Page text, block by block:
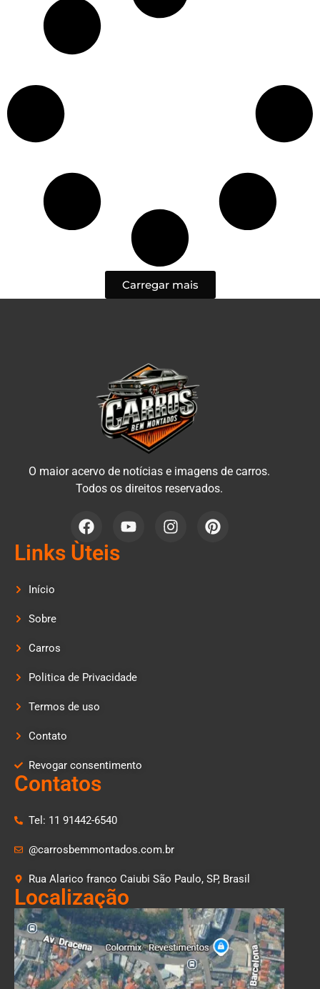
Carregar mais
O maior acervo de notícias e imagens de carros.
Todos os direitos reservados.
Links Ùteis
Início
Sobre
Carros
Politica de Privacidade
Termos de uso
Contato
Revogar consentimento
Contatos
Tel: 11 91442-6540
@carrosbemmontados.com.br
Rua Alarico franco Caiubi São Paulo, SP, Brasil
Localização